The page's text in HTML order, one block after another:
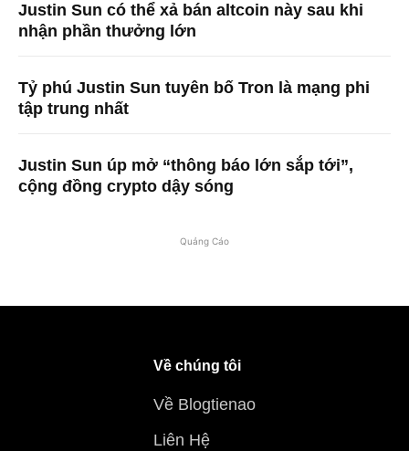
Justin Sun có thể xả bán altcoin này sau khi
nhận phần thưởng lớn
Tỷ phú Justin Sun tuyên bố Tron là mạng phi
tập trung nhất
Justin Sun úp mở “thông báo lớn sắp tới”,
cộng đồng crypto dậy sóng
Quảng Cáo
Về chúng tôi
Về Blogtienao
Liên Hệ